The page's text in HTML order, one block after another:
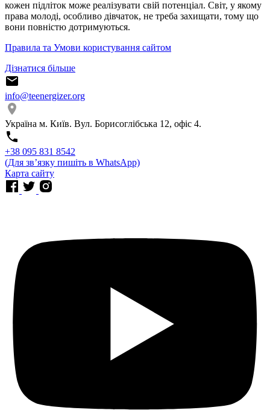
кожен підліток може реалізувати свій потенціал. Світ, у якому
права молоді, особливо дівчаток, не треба захищати, тому що
вони повністю дотримуються.
Правила та Умови користування сайтом
Дізнатися більше
info@teenergizer.org
Україна м. Київ. Вул. Борисоглібська 12, офіс 4.
⁨+38 095 831 8542⁩
(Для звʼязку пишіть в WhatsApp)
Карта сайту